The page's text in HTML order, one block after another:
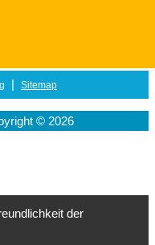
| Sitemap
© 2026
der